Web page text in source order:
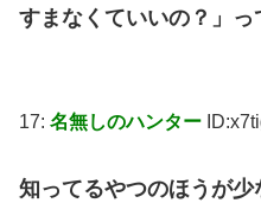
すまなくていいの？」っ
17: 名無しのハンター
知ってるやつのほうが